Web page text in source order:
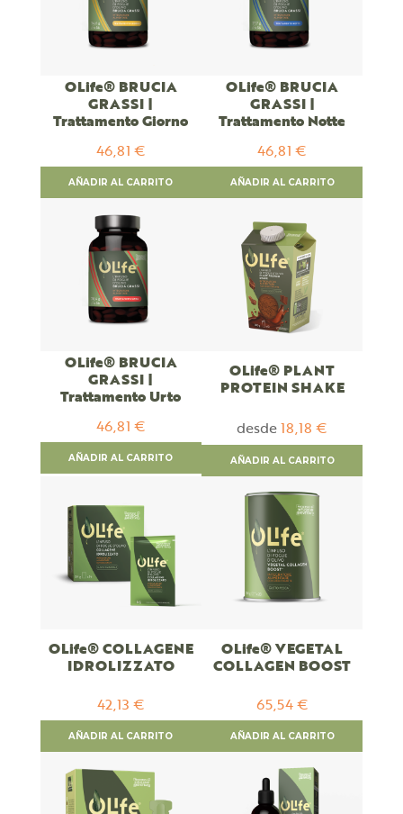
OLife® BRUCIA
GRASSI |
Trattamento Giorno
46,81 €
AÑADIR AL CARRITO
OLife® BRUCIA
GRASSI |
Trattamento Notte
46,81 €
AÑADIR AL CARRITO
OLife® BRUCIA
GRASSI |
Trattamento Urto
46,81 €
AÑADIR AL CARRITO
OLife® PLANT
PROTEIN SHAKE
desde18,18 €
AÑADIR AL CARRITO
OLife® COLLAGENE
IDROLIZZATO
42,13 €
AÑADIR AL CARRITO
OLife® VEGETAL
COLLAGEN BOOST
65,54 €
AÑADIR AL CARRITO